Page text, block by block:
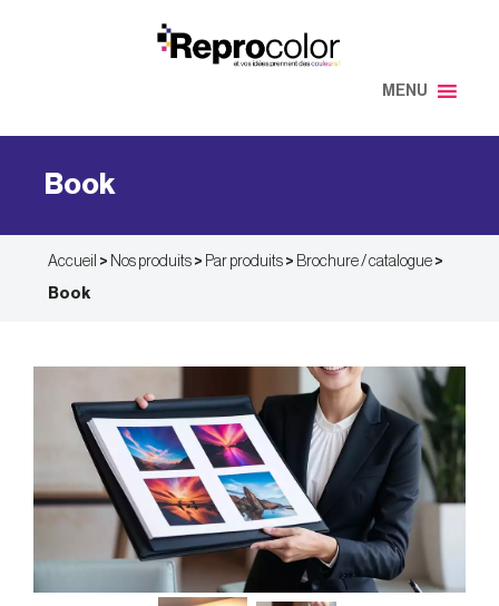
MENU
Book
Accueil > Nos produits > Par produits > Brochure / catalogue >
Book